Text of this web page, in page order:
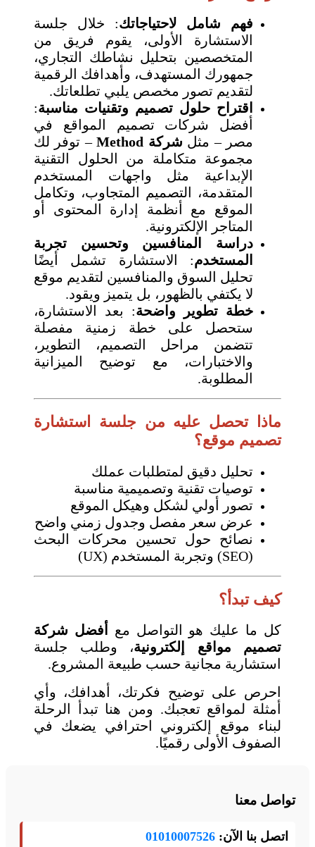
فهم شامل لاحتياجاتك: خلال جلسة
الاستشارة الأولى، يقوم فريق من
المتخصصين بتحليل نشاطك التجاري،
جمهورك المستهدف، وأهدافك الرقمية
لتقديم تصور مخصص يلبي تطلعاتك.
اقتراح حلول تصميم وتقنيات مناسبة:
أفضل شركات تصميم المواقع في
مصر – مثل شركة Method
– توفر لك
مجموعة متكاملة من الحلول التقنية
الإبداعية مثل واجهات المستخدم
المتقدمة، التصميم المتجاوب، وتكامل
الموقع مع أنظمة إدارة المحتوى أو
المتاجر الإلكترونية.
دراسة المنافسين وتحسين تجربة
المستخدم: الاستشارة تشمل أيضًا
تحليل السوق والمنافسين لتقديم موقع
لا يكتفي بالظهور، بل يتميز ويقود.
خطة تطوير واضحة: بعد الاستشارة،
ستحصل على خطة زمنية مفصلة
تتضمن مراحل التصميم، التطوير،
والاختبارات، مع توضيح الميزانية
المطلوبة.
ماذا تحصل عليه من جلسة استشارة
تصميم موقع؟
تحليل دقيق لمتطلبات عملك
توصيات تقنية وتصميمية مناسبة
تصور أولي لشكل وهيكل الموقع
عرض سعر مفصل وجدول زمني واضح
نصائح حول تحسين محركات البحث
(SEO) وتجربة المستخدم (UX)
كيف تبدأ؟
كل ما عليك هو التواصل مع
أفضل شركة
تصميم مواقع إلكترونية، وطلب جلسة
استشارية مجانية حسب طبيعة المشروع.
احرص على توضيح فكرتك، أهدافك، وأي
أمثلة لمواقع تعجبك. ومن هنا تبدأ الرحلة
لبناء موقع إلكتروني احترافي يضعك في
الصفوف الأولى رقميًا.
تواصل معنا
اتصل بنا الآن: 01010007526